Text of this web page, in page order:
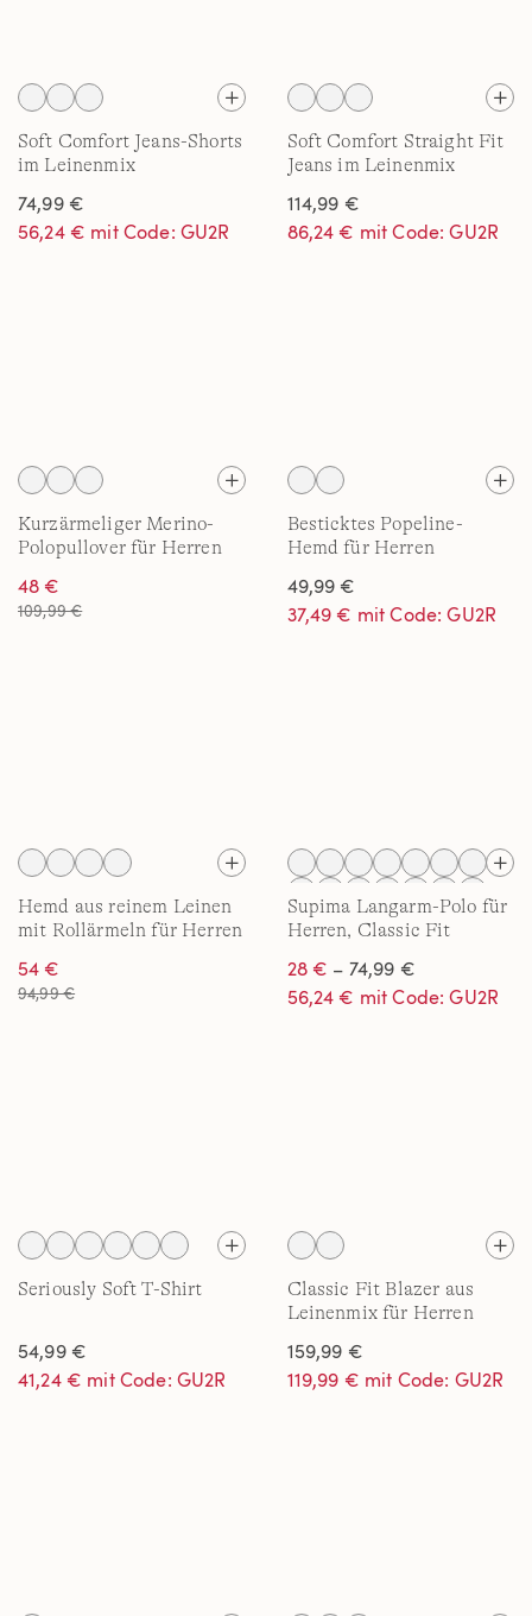
Soft Comfort Jeans-Shorts
im Leinenmix
74,99 €
56,24 € mit Code: GU2R
Soft Comfort Straight Fit
Jeans im Leinenmix
114,99 €
86,24 € mit Code: GU2R
Kurzärmeliger Merino-
Polopullover für Herren
48 €
109,99 €
Besticktes Popeline-
Hemd für Herren
49,99 €
37,49 € mit Code: GU2R
Hemd aus reinem Leinen
mit Rollärmeln für Herren
54 €
94,99 €
Supima Langarm-Polo für
Herren, Classic Fit
28 € – 74,99 €
56,24 € mit Code: GU2R
Seriously Soft T-Shirt
54,99 €
41,24 € mit Code: GU2R
Classic Fit Blazer aus
Leinenmix für Herren
159,99 €
119,99 € mit Code: GU2R